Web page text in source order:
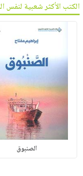
الكتب الأكثر شعبية لنفس
الصنبوق